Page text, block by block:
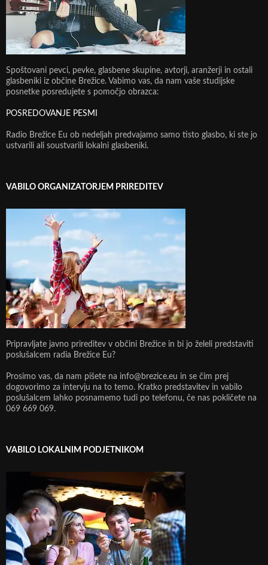
Spoštovani pevci, pevke, glasbene skupine, avtorji, aranžerji in ostali
glasbeniki iz občine Brežice. Vabimo vas, da nam vaše studijske
posnetke posredujete s pomočjo obrazca:
POSREDOVANJE PESMI
Radio Brežice Eu ob nedeljah predvajamo samo tisto glasbo, ki ste jo
ustvarili ali soustvarili lokalni glasbeniki.
VABILO ORGANIZATORJEM PRIREDITEV
Pripravljate javno prireditev v občini Brežice in bi jo želeli predstaviti
poslušalcem radia Brežice Eu?
Prosimo vas, da nam pišete na info@brezice.eu in se čim prej
dogovorimo za intervju na to temo. Kratko predstavitev in vabilo
poslušalcem lahko posnamemo tudi po telefonu, če nas pokličete na
069 669 069.
VABILO LOKALNIM PODJETNIKOM